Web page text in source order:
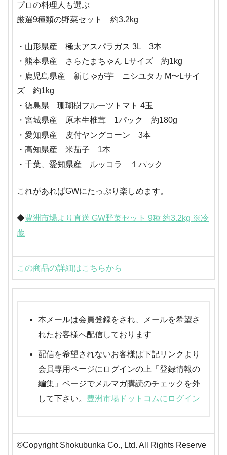
プロの料理人も選ぶ
厳選9種類の野菜セット 約3.2kg
・山形県産 極太アスパラガス 3L 3本
・熊本県産 さらたまちゃん Lサイズ 約1kg
・鹿児島県産 新じゃが芋 ニシユタカ M〜Lサイ
ズ 約1kg
・徳島県 珊瑚樹フルーツトマト 4玉
・宮城県産 原木生椎茸 1パック 約180g
・愛知県産 皮付ヤングコーン 3本
・高知県産 米茄子 1本
・千葉、愛知県産 ルッコラ １パック
これがあればGWにたっぷり楽しめます。
◆豊洲市場より直送 GW野菜セット 9種 約3.2kg ※冷
蔵
この商品の詳細はこちらから
本メールは会員登録をされ、メールを希望さ
れたお客様へ配信しております
配信を希望されないお客様は下記リンクより
会員専用ページにログインの上「登録情報の
編集」ページでメルマガ購読のチェックを外
して下さい。 豊洲市場ドットコムにログイン
©Copyright Shokubunka Co., Ltd. All Rights Reserve